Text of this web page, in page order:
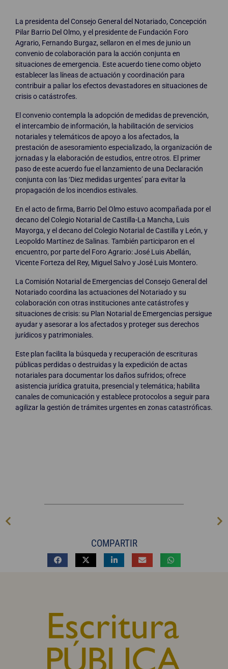
La presidenta del Consejo General del Notariado, Concepción
Pilar Barrio Del Olmo, y el presidente de Fundación Foro
Agrario, Fernando Burgaz, sellaron en el mes de junio un
convenio de colaboración para la acción conjunta en
situaciones de emergencia. Este acuerdo tiene como objeto
establecer las líneas de actuación y coordinación para
contribuir a paliar los efectos devastadores en situaciones de
crisis o catástrofes.
El convenio contempla la adopción de medidas de prevención,
el intercambio de información, la habilitación de servicios
notariales y telemáticos de apoyo a los afectados, la
prestación de asesoramiento especializado, la organización de
jornadas y la elaboración de estudios, entre otros. El primer
paso de este acuerdo fue el lanzamiento de una Declaración
conjunta con las ‘Diez medidas urgentes’ para evitar la
propagación de los incendios estivales.
En el acto de firma, Barrio Del Olmo estuvo acompañada por el
decano del Colegio Notarial de Castilla-La Mancha, Luis
Mayorga, y el decano del Colegio Notarial de Castilla y León, y
Leopoldo Martínez de Salinas. También participaron en el
encuentro, por parte del Foro Agrario: José Luis Abellán,
Vicente Forteza del Rey, Miguel Salvo y José Luis Montero.
La Comisión Notarial de Emergencias del Consejo General del
Notariado coordina las actuaciones del Notariado y su
colaboración con otras instituciones ante catástrofes y
situaciones de crisis: su Plan Notarial de Emergencias persigue
ayudar y asesorar a los afectados y proteger sus derechos
jurídicos y patrimoniales.
Este plan facilita la búsqueda y recuperación de escrituras
públicas perdidas o destruidas y la expedición de actas
notariales para documentar los daños sufridos; ofrece
asistencia jurídica gratuita, presencial y telemática; habilita
canales de comunicación y establece protocolos a seguir para
agilizar la gestión de trámites urgentes en zonas catastróficas.
COMPARTIR